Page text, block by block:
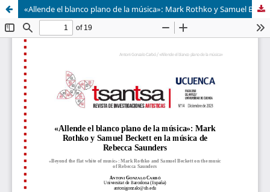
«Allende el blanco plano de la música»: Mark Rothko y Samuel Beckett en la música de Rebecca Saunders